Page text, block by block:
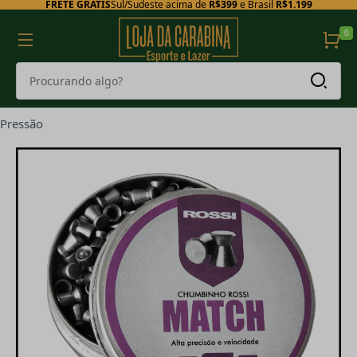
FRETE GRÁTISSul/Sudeste acima de R$399e Brasil R$1.199
0
Pressão